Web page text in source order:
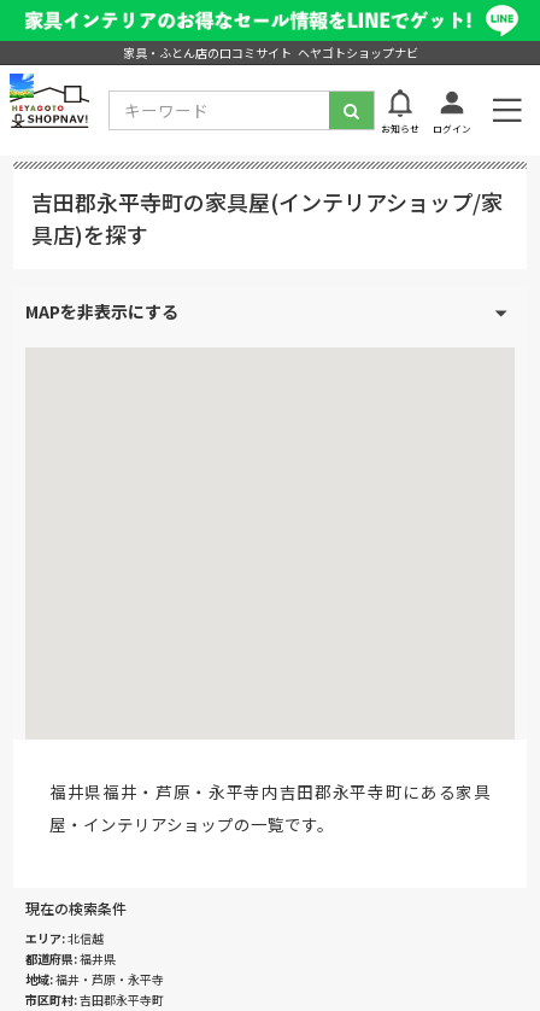
家具・ふとん店の口コミサイト ヘヤゴトショップナビ
お知らせ ログイン
吉田郡永平寺町の家具屋(インテリアショップ/家
具店)を探す
福井県福井・芦原・永平寺内吉田郡永平寺町にある家具
屋・インテリアショップの一覧です。
現在の検索条件
エリア 北信越
都道府県 福井県
地域 福井・芦原・永平寺
市区町村 吉田郡永平寺町